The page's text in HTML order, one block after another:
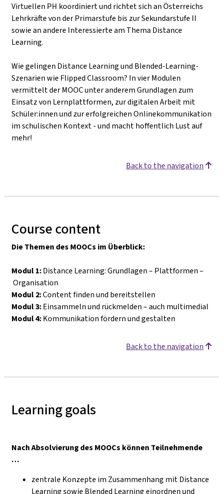
Virtuellen PH koordiniert und richtet sich an Österreichs
Lehrkräfte von der Primarstufe bis zur Sekundarstufe II
sowie an andere Interessierte am Thema Distance
Learning.
Wie gelingen Distance Learning und Blended-Learning-
Szenarien wie Flipped Classroom? In vier Modulen
vermittelt der MOOC unter anderem Grundlagen zum
Einsatz von Lernplattformen, zur digitalen Arbeit mit
Schüler:innen und zur erfolgreichen Onlinekommunikation
im schulischen Kontext - und macht hoffentlich Lust auf
mehr!
Back to the navigation
Course content
Die Themen des MOOCs im Überblick:
Modul 1:Distance Learning: Grundlagen– Plattformen–
Organisation
Modul 2:Content finden und bereitstellen
Modul 3:Einsammeln und rückmelden–auch multimedial
Modul 4:Kommunikation fördern und gestalten
Back to the navigation
Learning goals
Nach Absolvierung des MOOCs können Teilnehmende
…
zentrale Konzepte im Zusammenhang mit Distance
Learning sowie Blended Learning einordnen und